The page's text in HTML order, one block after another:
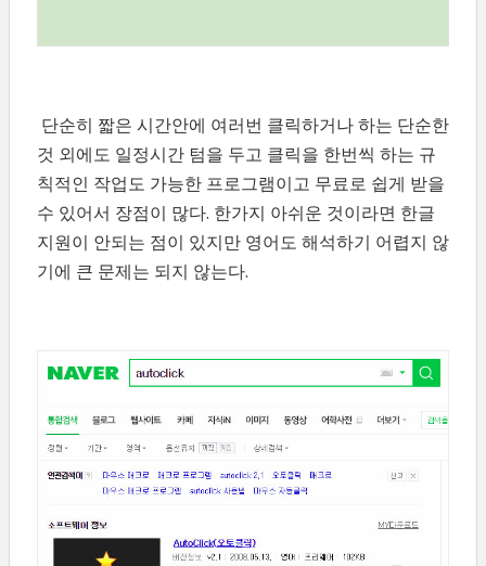
단순히 짧은 시간안에 여러번 클릭하거나 하는 단순한
것 외에도 일정시간 텀을 두고 클릭을 한번씩 하는 규
칙적인 작업도 가능한 프로그램이고 무료로 쉽게 받을
수 있어서 장점이 많다. 한가지 아쉬운 것이라면 한글
지원이 안되는 점이 있지만 영어도 해석하기 어렵지 않
기에 큰 문제는 되지 않는다.